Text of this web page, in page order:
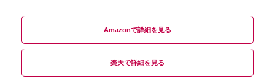
Amazon
楽天